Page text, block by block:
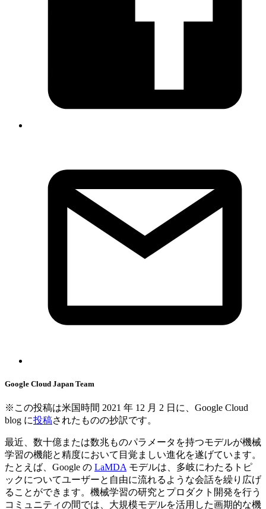
Google Cloud Japan Team
※この投稿は米国時間 2021 年 12 月 2 日に、Google Cloud
blog に投稿されたものの抄訳です。
最近、数十億または数兆ものパラメータを持つモデルが機械
学習の機能と精度において目覚ましい進化を遂げています。
たとえば、Google の LaMDA モデルは、多岐にわたるトピ
ックについてユーザーと自由に流れるような会話を繰り広げ
ることができます。機械学習の研究とプロダクト開発を行う
コミュニティの間では、大規模モデルを活用した画期的な機